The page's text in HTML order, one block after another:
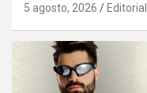
5 agosto, 2026 Editorial